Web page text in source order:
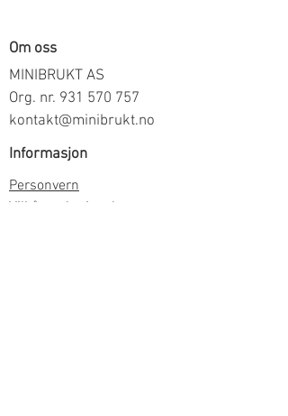
Om oss
MINIBRUKT AS
Org. nr. 931 570 757
kontakt@minibrukt.no
Informasjon
Personvern
Vilkår og betingelser